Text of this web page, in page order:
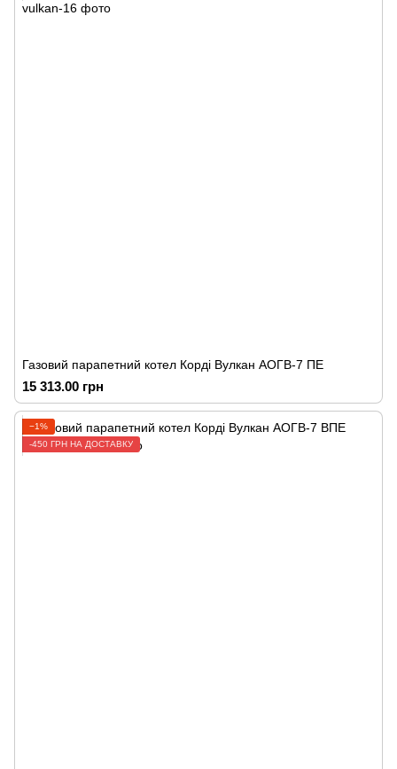
Газовий парапетний котел Корді Вулкан АОГВ-7 ПЕ
15 313.00 грн
−1%
-450 ГРН НА ДОСТАВКУ